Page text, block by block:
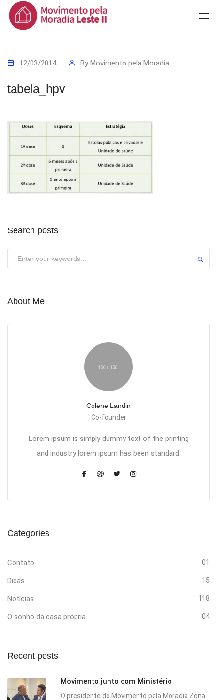
12/03/2014 By Movimento pela Moradia
tabela_hpv
Search posts
About Me
Colene Landin
Co-founder
Lorem ipsum is simply dummy text of the printing
and industry lorem ipsum has been standard.
Categories
Contato 01
Dicas 15
Notícias 118
O sonho da casa própria 04
Recent posts
Movimento junto com Ministério
O presidente do Movimento pela Moradia Zona...